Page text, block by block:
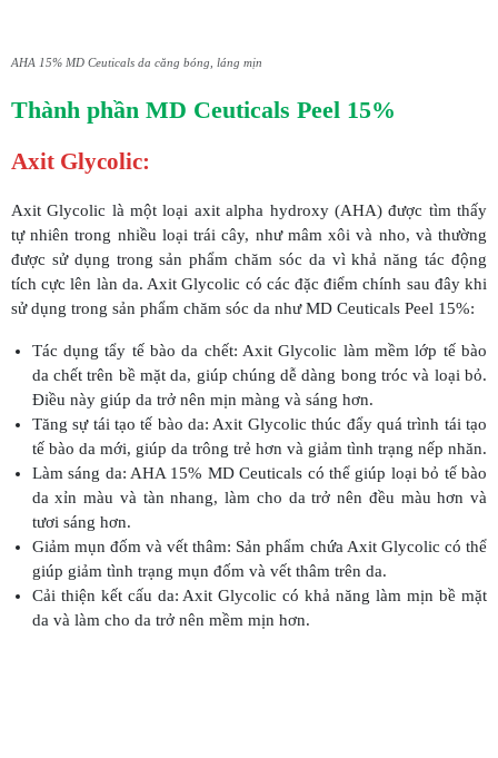
AHA 15% MD Ceuticals da căng bóng, láng mịn
Thành phần MD Ceuticals Peel 15%
Axit Glycolic:
Axit Glycolic là một loại axit alpha hydroxy (AHA) được tìm thấy
tự nhiên trong nhiều loại trái cây, như mâm xôi và nho, và thường
được sử dụng trong sản phẩm chăm sóc da vì khả năng tác động
tích cực lên làn da. Axit Glycolic có các đặc điểm chính sau đây khi
sử dụng trong sản phẩm chăm sóc da như MD Ceuticals Peel 15%:
Tác dụng tẩy tế bào da chết: Axit Glycolic làm mềm lớp tế bào
da chết trên bề mặt da, giúp chúng dễ dàng bong tróc và loại bỏ.
Điều này giúp da trở nên mịn màng và sáng hơn.
Tăng sự tái tạo tế bào da: Axit Glycolic thúc đẩy quá trình tái tạo
tế bào da mới, giúp da trông trẻ hơn và giảm tình trạng nếp nhăn.
Làm sáng da: AHA 15% MD Ceuticals có thể giúp loại bỏ tế bào
da xỉn màu và tàn nhang, làm cho da trở nên đều màu hơn và
tươi sáng hơn.
Giảm mụn đốm và vết thâm: Sản phẩm chứa Axit Glycolic có thể
giúp giảm tình trạng mụn đốm và vết thâm trên da.
Cải thiện kết cấu da: Axit Glycolic có khả năng làm mịn bề mặt
da và làm cho da trở nên mềm mịn hơn.